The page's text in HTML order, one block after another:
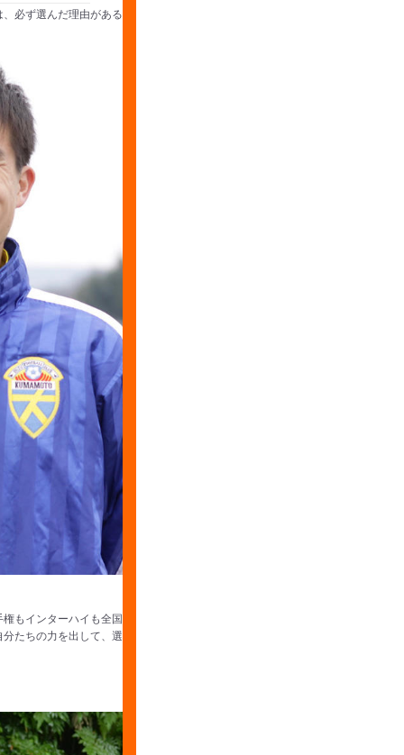
必ず選んだ理由がある
もインターハイも全国
たちの力を出して、選